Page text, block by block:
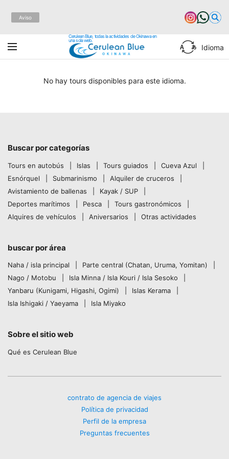
Aviso
Cerulean Blue, todas la actividades de Okinawa en
una sola web.
Idioma
No hay tours disponibles para este idioma.
Buscar por categorías
Tours en autobús Islas Tours guiados
Cueva Azul
Esnórquel
Submarinismo
Alquiler de cruceros
Avistamiento de ballenas
Kayak / SUP
Deportes marítimos
Pesca
Tours gastronómicos
Alquires de vehículos
Aniversarios Otras actividades
buscar por área
Naha / isla principal
Parte central (Chatan, Uruma, Yomitan)
Nago / Motobu
Isla Minna / Isla Kouri / Isla Sesoko
Yanbaru (Kunigami, Higashi, Ogimi)
Islas Kerama
Isla Ishigaki / Yaeyama
Isla Miyako
Sobre el sitio web
Qué es Cerulean Blue
contrato de agencia de viajes
Política de privacidad
Perfil de la empresa
Preguntas frecuentes